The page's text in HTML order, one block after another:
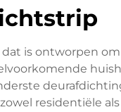
is ontworpen
residentiële